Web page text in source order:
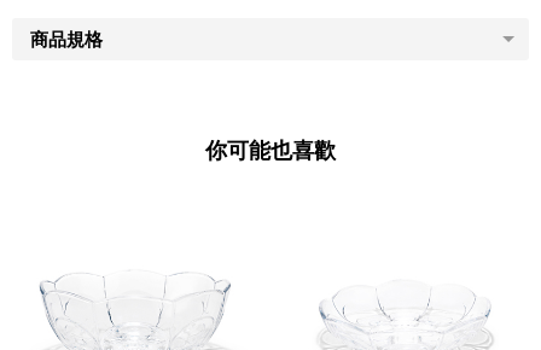
商品規格
你可能也喜歡